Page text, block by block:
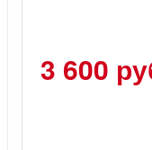
3 600